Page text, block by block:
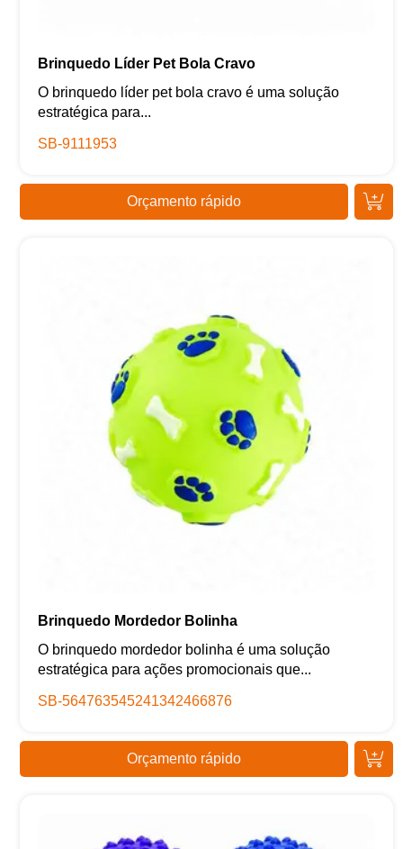
Brinquedo Líder Pet Bola Cravo
O brinquedo líder pet bola cravo é uma solução
estratégica para...
SB-9111953
Orçamento rápido
Brinquedo Mordedor Bolinha
O brinquedo mordedor bolinha é uma solução
estratégica para ações promocionais que...
SB-564763545241342466876
Orçamento rápido